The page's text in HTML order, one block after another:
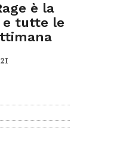
è la
e tutte le